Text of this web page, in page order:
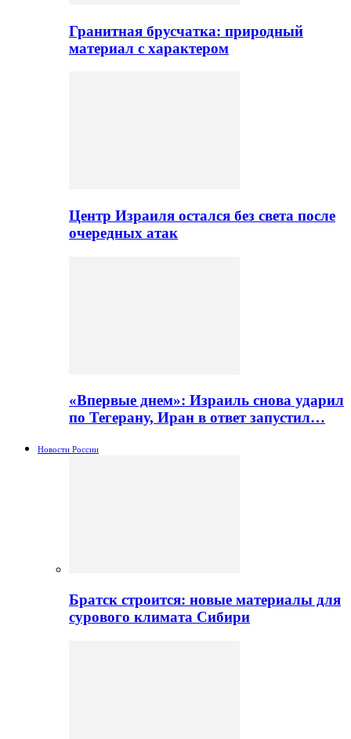
Гранитная брусчатка: природный
материал с характером
Центр Израиля остался без света после
очередных атак
«Впервые днем»: Израиль снова ударил
по Тегерану, Иран в ответ запустил…
Новости России
Братск строится: новые материалы для
сурового климата Сибири